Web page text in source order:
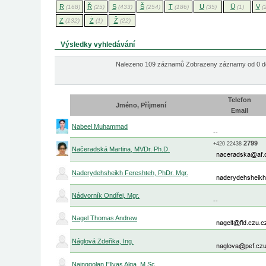
R (168) Ř (25) S (433) Š (254) T (186) U (35) Ü (1) V
Z (132) Ż (1) Ž (22)
Výsledky vyhledávání
Nalezeno 109 záznamů Zobrazeny záznamy od 0
Jméno, Příjmení
Telefon
Email
Nabeel Muhammad
--
Načeradská Martina, MVDr. Ph.D.
+420 22438 2799
Naderydehsheikh Fereshteh, PhDr. Mgr.
Nádvorník Ondřej, Mgr.
--
Nagel Thomas Andrew
Náglová Zdeňka, Ing.
Nainggolan Ellyas Alga, M.Sc.